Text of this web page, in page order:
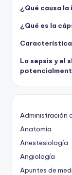
¿Qué causa
¿Qué es la
La sepsis y el
Administración
Anatomía
Anestesiología
Angiología
Apuntes de